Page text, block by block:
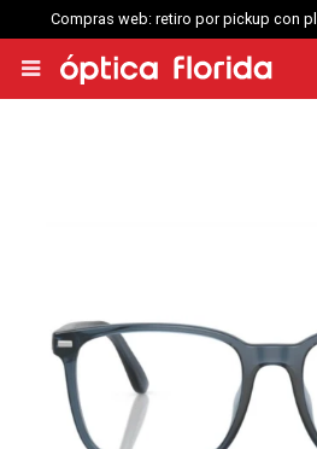
Compras web: retiro por pickup con
